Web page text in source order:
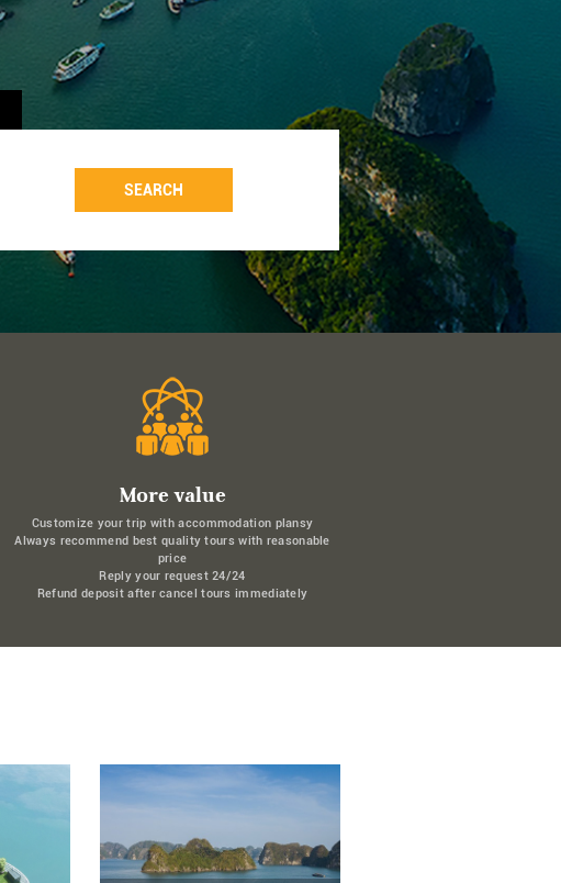
SEARCH
More value
Customize your trip with accommodation plansy
Always recommend best quality tours with reasonable
price
Reply your request 24/24
Refund deposit after cancel tours immediately